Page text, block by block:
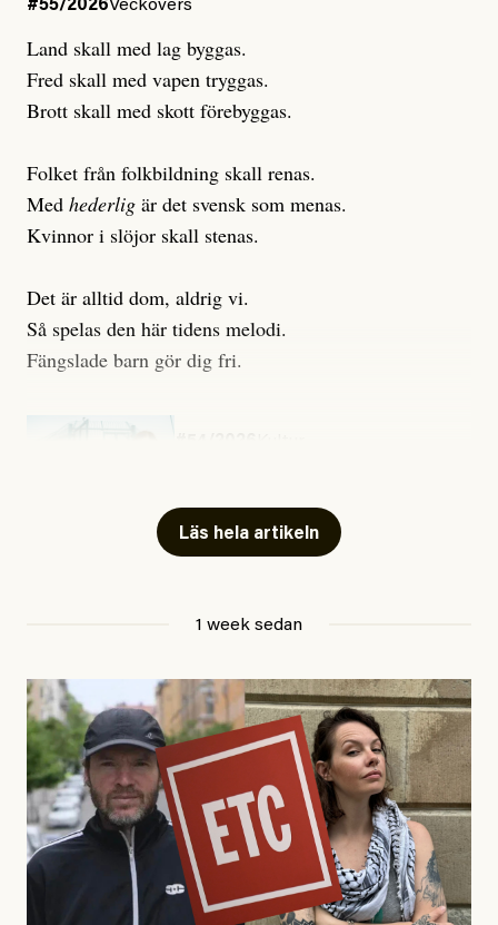
#55/2026Veckovers
Land skall med lag byggas.
Fred skall med vapen tryggas.
Brott skall med skott förebyggas.
Folket från folkbildning skall renas.
Med hederlig är det svensk som menas.
Kvinnor i slöjor skall stenas.
Det är alltid dom, aldrig vi.
Så spelas den här tidens melodi.
Fängslade barn gör dig fri.
Läs hela artikeln
1 week sedan